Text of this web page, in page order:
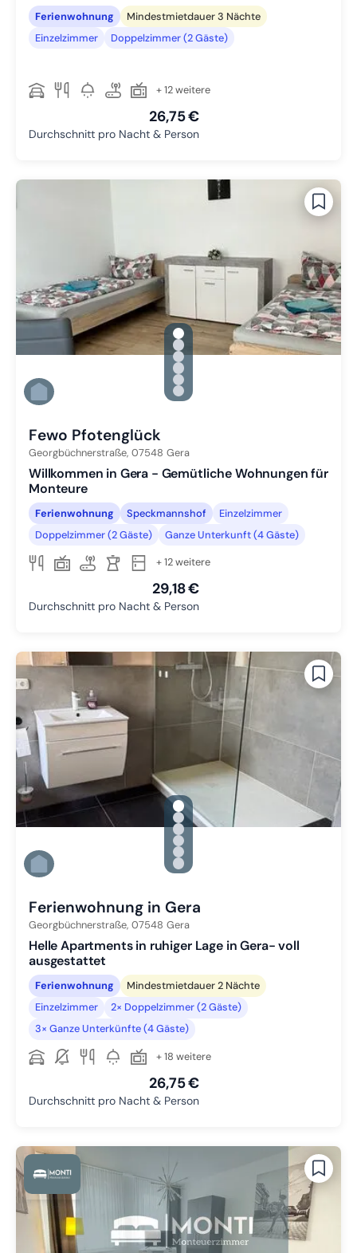
Ferienwohnung
Mindestmietdauer 3 Nächte
Einzelzimmer
Doppelzimmer (2 Gäste)
+ 12 weitere
26,75 €
Durchschnitt pro Nacht & Person
gallery.slide_selector
Zu Slide 1 wechseln
Zu Slide 2 wechseln
Zu Slide 3 wechseln
Zu Slide 4 wechseln
Zu Slide 5 wechseln
Zu Slide 6 wechseln
Fewo Pfotenglück
Georgbüchnerstraße, 07548 Gera
Willkommen in Gera - Gemütliche Wohnungen für
Monteure
Ferienwohnung Speckmannshof
Einzelzimmer
Doppelzimmer (2 Gäste)
Ganze Unterkunft (4 Gäste)
+ 12 weitere
29,18 €
Durchschnitt pro Nacht & Person
gallery.slide_selector
Zu Slide 1 wechseln
Zu Slide 2 wechseln
Zu Slide 3 wechseln
Zu Slide 4 wechseln
Zu Slide 5 wechseln
Zu Slide 6 wechseln
Ferienwohnung in Gera
Georgbüchnerstraße, 07548 Gera
Helle Apartments in ruhiger Lage in Gera- voll
ausgestattet
Ferienwohnung
Mindestmietdauer 2 Nächte
Einzelzimmer
2× Doppelzimmer (2 Gäste)
3× Ganze Unterkünfte (4 Gäste)
+ 18 weitere
26,75 €
Durchschnitt pro Nacht & Person